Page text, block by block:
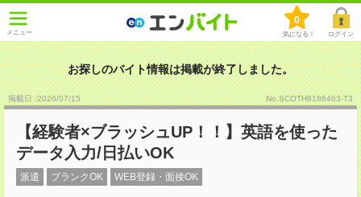
メニュー
0
気になる！ ログイン
お探しのバイト情報は掲載が終了しました。
掲載日 :2026/07/15 No.SCOTH8186463-T3
【経験者×ブラッシュUP！！】英語を使った
データ入力/日払いOK
派遣 ブランクOK WEB登録・面接OK